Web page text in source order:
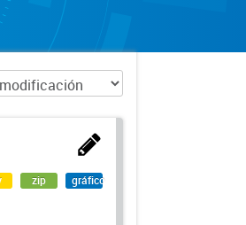
zip gráfico